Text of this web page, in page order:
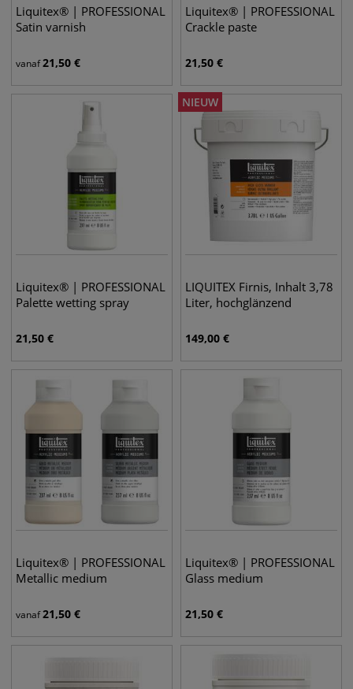
Liquitex® | PROFESSIONAL
Satin varnish
vanaf21,50 €
Liquitex® | PROFESSIONAL
Crackle paste
21,50 €
Liquitex® | PROFESSIONAL
Palette wetting spray
21,50 €
NIEUW
LIQUITEX Firnis, Inhalt 3,78
Liter, hochglänzend
149,00 €
Liquitex® | PROFESSIONAL
Metallic medium
vanaf21,50 €
Liquitex® | PROFESSIONAL
Glass medium
21,50 €